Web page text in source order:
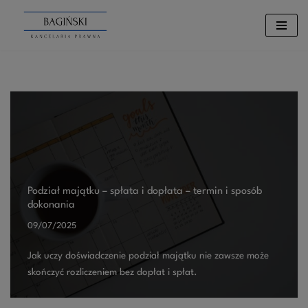
Przejdź
Podział majątku – spłata i dopłata – termin i sposób
dokonania
09/07/2025
Jak uczy doświadczenie podział majątku nie zawsze może
skończyć rozliczeniem bez dopłat i spłat.